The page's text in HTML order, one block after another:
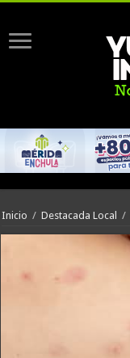
Inicio / Destacada Local /